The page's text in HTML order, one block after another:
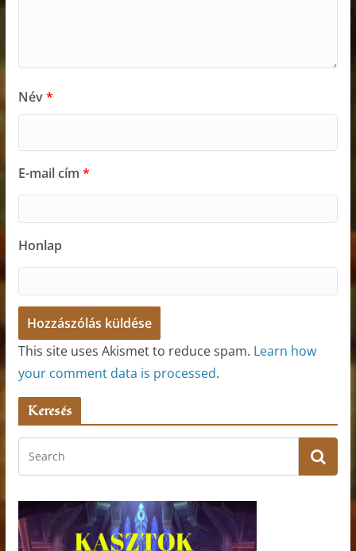
Név*
E-mail cím *
Honlap
This site uses Akismet to reduce spam. Learn how
your comment data is processed.
Keresés